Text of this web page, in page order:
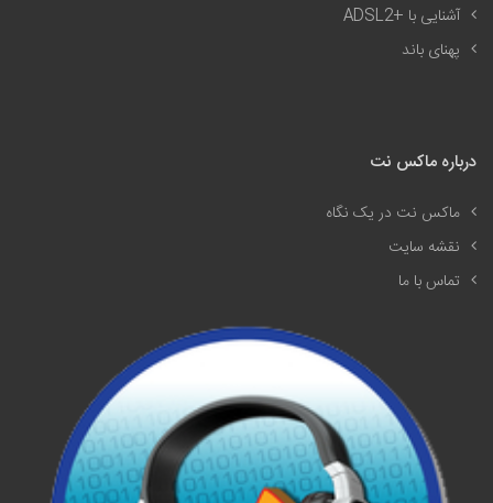
آشنایی با ADSL2+
پهنای باند
درباره ماکس نت
ماکس نت در یک نگاه
نقشه سایت
تماس با ما